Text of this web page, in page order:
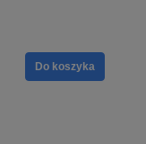
Do koszyka